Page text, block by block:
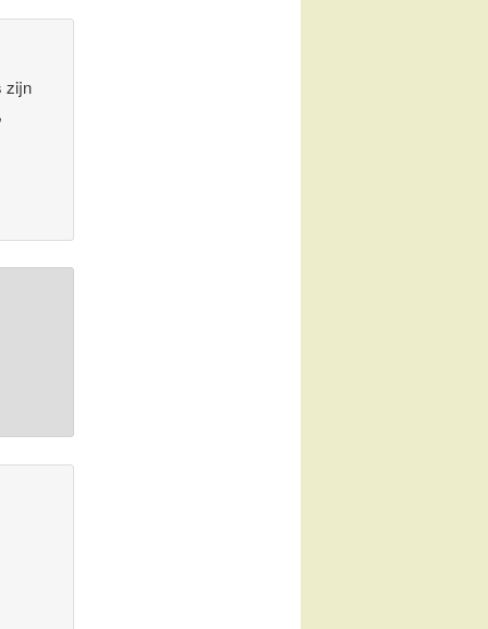
zijn